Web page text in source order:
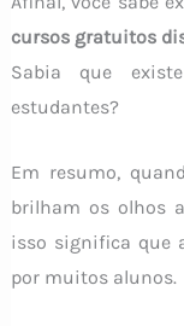
cursos gratuitos
Sabia que
estudantes?
Em resumo,
brilham os olhos
isso significa que
por muitos alunos.